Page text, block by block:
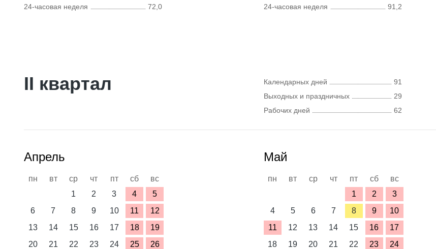
24-часовая неделя
72,0
24-часовая неделя
91,2
II квартал Календарных дней
91
Выходных и праздничных
29
Рабочих дней
62
Апрель
пн вт ср чт пт сб
вс
1
2 3 4
5
6
7 8 9 10 11
12
13
14 15 16 17 18
19
20
21 22 23 24 25
26
Май
пн вт ср чт пт сб
вс
1
2
3
4
5 6 7 8 9
10
11
12 13 14 15 16
17
18
19 20 21 22 23
24